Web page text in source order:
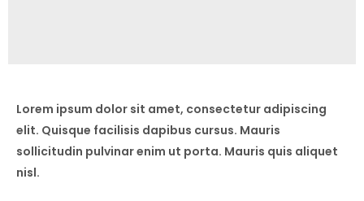
Lorem ipsum dolor sit amet, consectetur adipiscing
elit. Quisque facilisis dapibus cursus. Mauris
sollicitudin pulvinar enim ut porta. Mauris quis aliquet
nisl.